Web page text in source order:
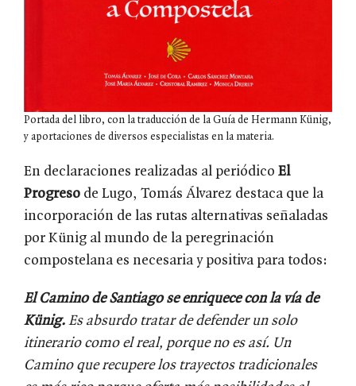
Portada del libro, con la traducción de la Guía de Hermann Künig,
y aportaciones de diversos especialistas en la materia.
En declaraciones realizadas al periódico El
Progreso de Lugo, Tomás Álvarez destaca que la
incorporación de las rutas alternativas señaladas
por Künig al mundo de la peregrinación
compostelana es necesaria y positiva para todos:
El Camino de Santiago se enriquece con la vía de
Künig. Es absurdo tratar de defender un solo
itinerario como el real, porque no es así. Un
Camino que recupere los trayectos tradicionales